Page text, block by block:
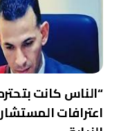
“الناس كانت
اعترافات